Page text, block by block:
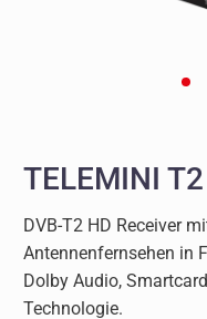
TELEMINI
DVB-T2 HD Receiver
Antennenfernsehen in
Dolby Audio,
Technologie.